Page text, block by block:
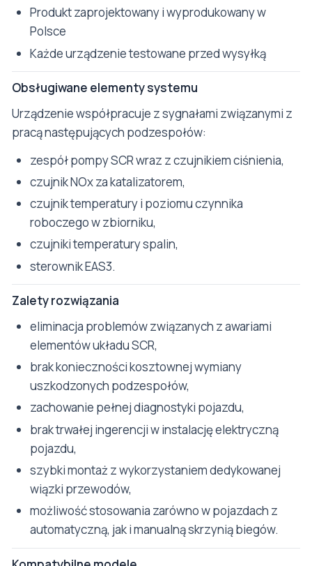
Produkt zaprojektowany i wyprodukowany w
Polsce
Każde urządzenie testowane przed wysyłką
Obsługiwane elementy systemu
Urządzenie współpracuje z sygnałami związanymi z
pracą następujących podzespołów:
zespół pompy SCR wraz z czujnikiem ciśnienia,
czujnik NOx za katalizatorem,
czujnik temperatury i poziomu czynnika
roboczego w zbiorniku,
czujniki temperatury spalin,
sterownik EAS3.
Zalety rozwiązania
eliminacja problemów związanych z awariami
elementów układu SCR,
brak konieczności kosztownej wymiany
uszkodzonych podzespołów,
zachowanie pełnej diagnostyki pojazdu,
brak trwałej ingerencji w instalację elektryczną
pojazdu,
szybki montaż z wykorzystaniem dedykowanej
wiązki przewodów,
możliwość stosowania zarówno w pojazdach z
automatyczną, jak i manualną skrzynią biegów.